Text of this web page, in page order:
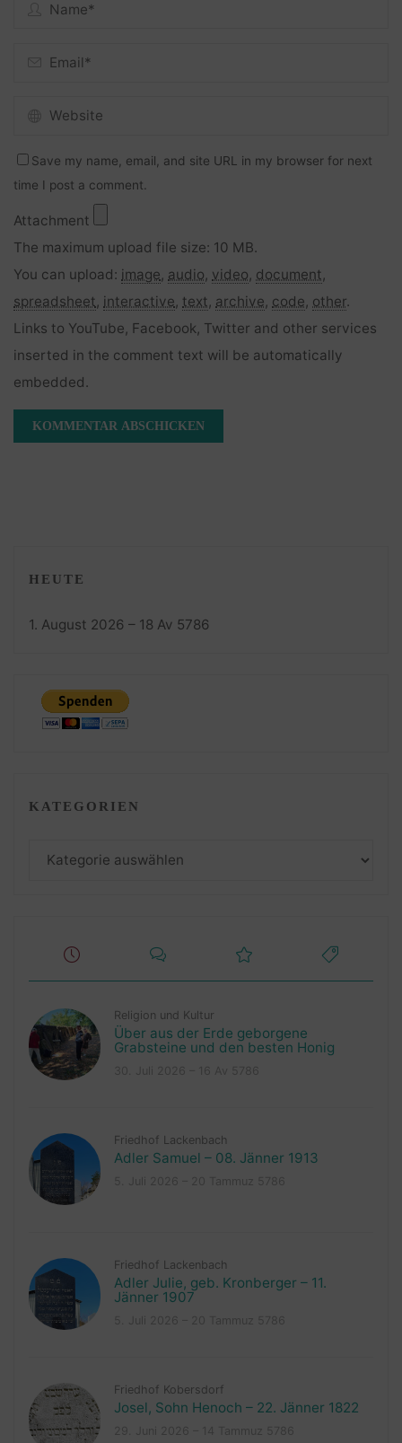
Save my name, email, and site URL in my browser for next
time I post a comment.
Attachment
The maximum upload file size: 10 MB.
You can upload: image, audio, video, document,
spreadsheet, interactive, text, archive, code, other.
Links to YouTube, Facebook, Twitter and other services
inserted in the comment text will be automatically
embedded.
HEUTE
1. August 2026 – 18 Av 5786
KATEGORIEN
Religion und Kultur
Über aus der Erde geborgene
Grabsteine und den besten Honig
Friedhof Lackenbach
Adler Samuel – 08. Jänner 1913
Friedhof Lackenbach
Adler Julie, geb. Kronberger – 11.
Jänner 1907
Friedhof Kobersdorf
Josel, Sohn Henoch – 22. Jänner 1822